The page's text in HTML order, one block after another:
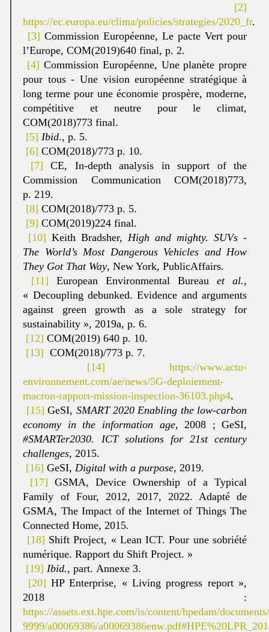
[2]
https://ec.europa.eu/clima/policies/strategies/2020_fr.
[3] Commission Européenne, Le pacte Vert pour
l’Europe, COM(2019)640 final, p. 2.
[4] Commission Européenne, Une planète propre
pour tous - Une vision européenne stratégique à
long terme pour une économie prospère, moderne,
compétitive et neutre pour le climat,
COM(2018)773 final.
[5] Ibid., p. 5.
[6] COM(2018)/773 p. 10.
[7] CE, In-depth analysis in support of the
Commission Communication COM(2018)773,
p. 219.
[8] COM(2018)/773 p. 5.
[9] COM(2019)224 final.
[10] Keith Bradsher, High and mighty. SUVs -
The World’s Most Dangerous Vehicles and How
They Got That Way, New York, PublicAffairs.
[11] European Environmental Bureau et al.,
« Decoupling debunked. Evidence and arguments
against green growth as a sole strategy for
sustainability », 2019a, p. 6.
[12] COM(2019) 640 p. 10.
[13] COM(2018)/773 p. 7.
[14]
https://www.actu-
environnement.com/ae/news/5G-deploiement-
macron-rapport-mission-inspection-36103.php4.
[15] GeSI, SMART 2020 Enabling the low-carbon
economy in the information age, 2008 ; GeSI,
#SMARTer2030. ICT solutions for 21st century
challenges, 2015.
[16] GeSI, Digital with a purpose, 2019.
[17] GSMA, Device Ownership of a Typical
Family of Four, 2012, 2017, 2022. Adapté de
GSMA, The Impact of the Internet of Things The
Connected Home, 2015.
[18] Shift Project, « Lean ICT. Pour une sobriété
numérique. Rapport du Shift Project. »
[19] Ibid., part. Annexe 3.
[20] HP Enterprise, « Living progress report »,
2018 :
https://assets.ext.hpe.com/is/content/hpedam/
9999/a00069386/